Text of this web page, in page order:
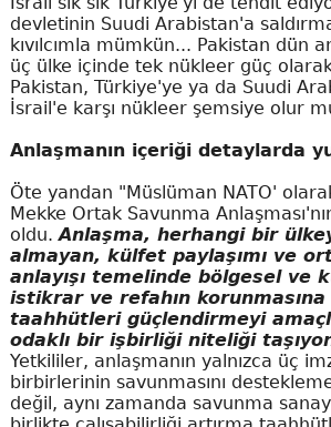
devletinin Suudi Arabistan'a
kıvılcımla mümkün... Pakistan dün
üç ülke içinde tek nükleer güç olarak
Pakistan, Türkiye'ye ya da Suudi
İsrail'e karşı nükleer şemsiye olur
Anlaşmanın içeriği detaylarda
Öte yandan "Müslüman NATO'
Mekke Ortak Savunma
oldu.Anlaşma, herhangi bir
almayan, külfet paylaşımı ve
anlayışı temelinde bölgesel ve
istikrar ve refahın
taahhütleri güçlendirmeyi
odaklı bir işbirliği niteliği
Yetkililer, anlaşmanın yalnızca üç
birbirlerinin savunmasını
değil, aynı zamanda savunma